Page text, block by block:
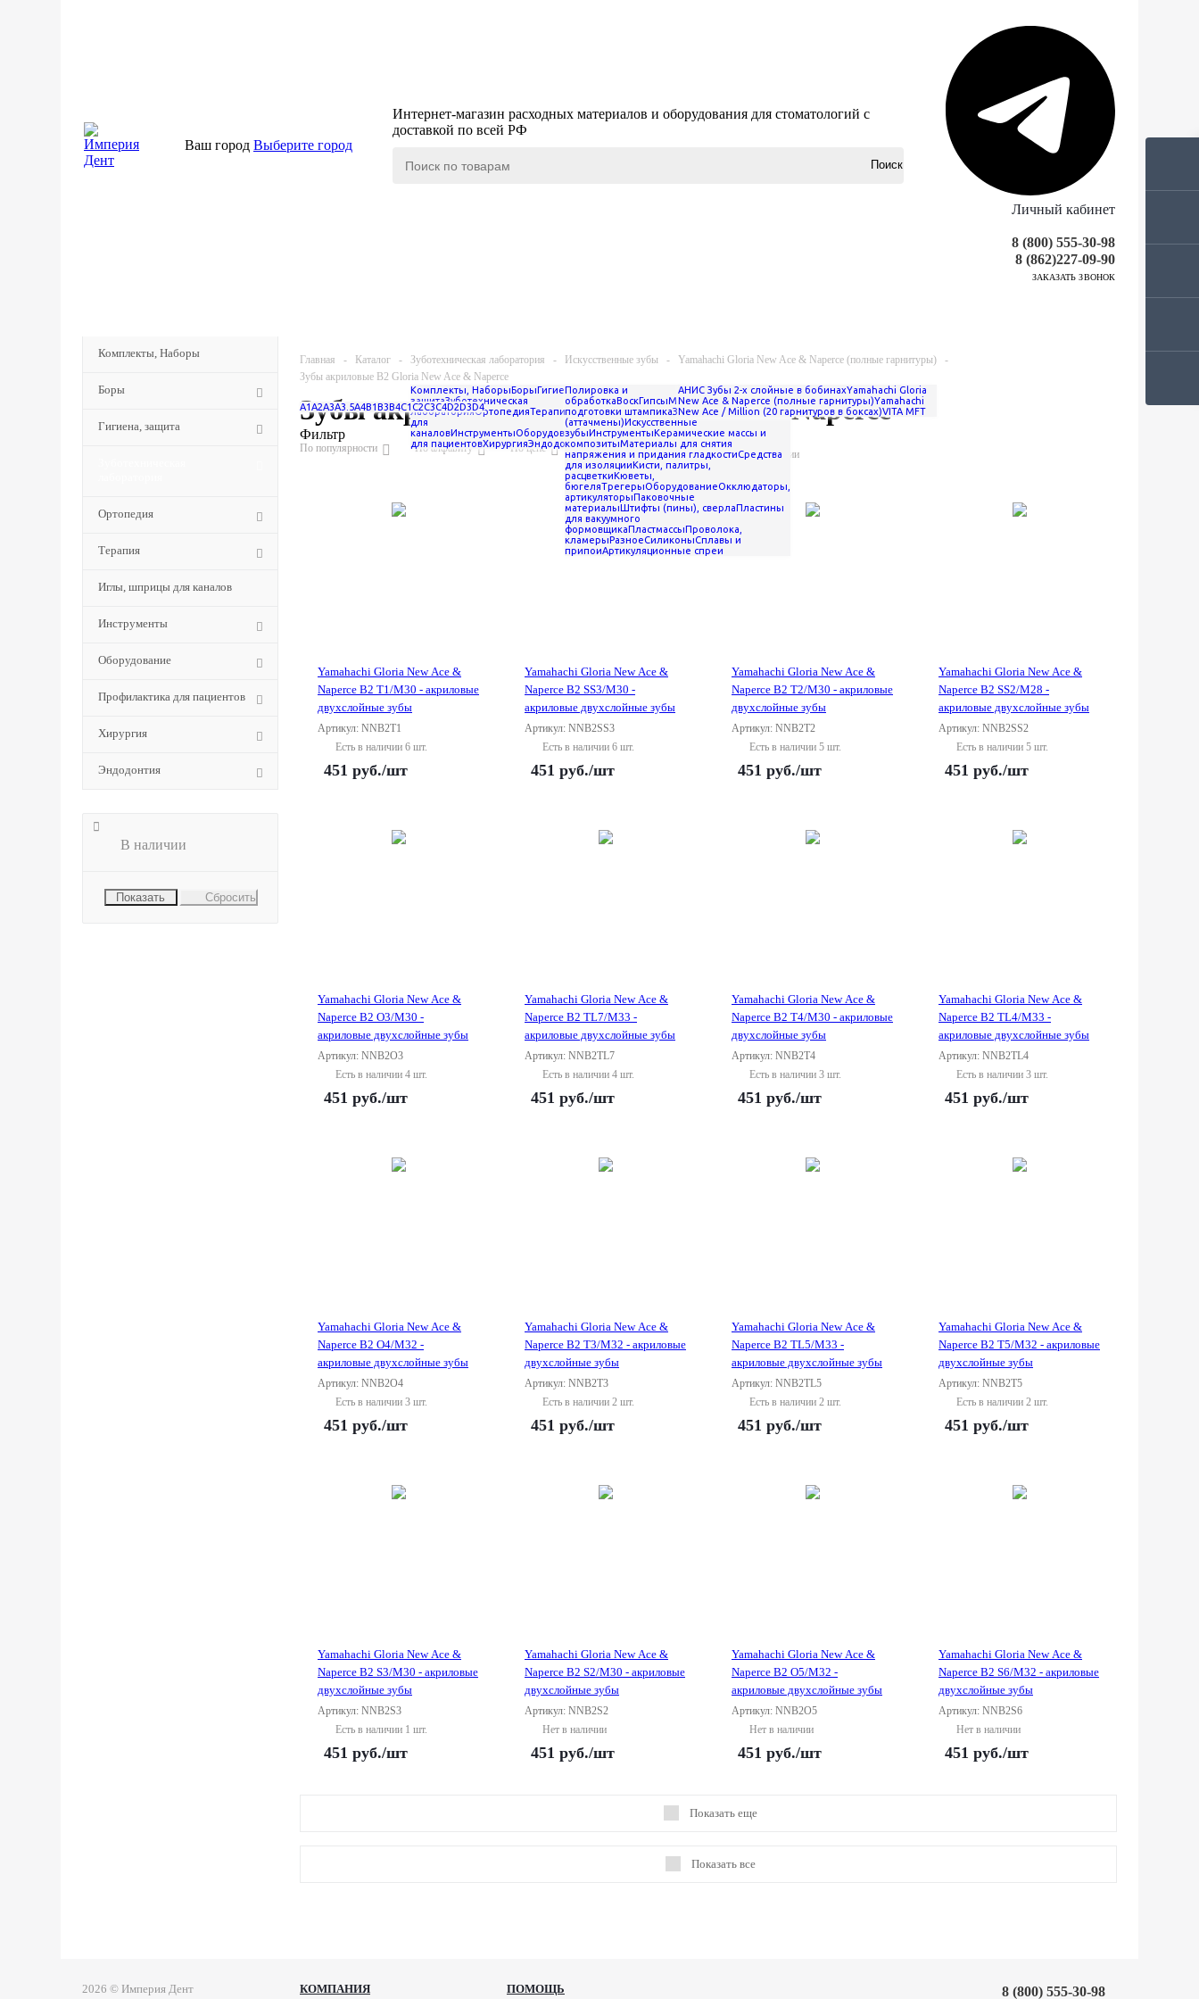
Ваш город Выберите город
Интернет-магазин расходных материалов и оборудования для стоматологий с
доставкой по всей РФ
Личный кабинет
8 (800) 555-30-98
8 (862)227-09-90
ЗАКАЗАТЬ ЗВОНОК
Комплекты, Наборы
Боры
Гигиена, защита
Ортопедия
Терапия
Иглы, шприцы для каналов
Инструменты
Оборудование
Профилактика для пациентов
Хирургия
Эндодонтия
В наличии
Сбросить
Главная - Каталог - Зуботехническая лаборатория
Комплекты, НаборыБорыГигиена,
защитаЗуботехническая
лабораторияОртопедияТерапияИглы, шприцы
для
каналовИнструментыОборудованиеПрофилактика
для пациентовХирургияЭндодонтия
- Искусственные зубы
Полировка и
обработкаВоскГипсыМатериалы для
подготовки штампикаЗамковые крепления
(аттачмены)Искусственные
зубыИнструментыКерамические массы и
композитыМатериалы для снятия
напряжения и придания гладкостиСредства
для изоляцииКисти, палитры,
расцветкиКюветы,
бюгеляТрегерыОборудованиеОкклюдаторы,
артикуляторыПаковочные
материалыШтифты (пины), сверлаПластины
для вакуумного
формовщикаПластмассыПроволока,
кламерыРазноеСиликоныСплавы и
припоиАртикуляционные спреи
- Yamahachi Gloria New Ace & Naperce (полные гарнитуры)
АНИС Зубы 2-х слойные в бобинахYamahachi Gloria
New Ace & Naperce (полные гарнитуры)Yamahachi
New Ace / Million (20 гарнитуров в боксах)VITA MFT
-
Зубы акриловые B2 Gloria New Ace & Naperce
A1A2A3A3.5A4B1B3B4C1 C2C3C4D2D3D4
Зубы акриловые B2 Gloria New Ace & Naperce
Фильтр
По популярности По алфавиту По цене По наличию Показать товары в наличии
Yamahachi Gloria New Ace &
Naperce B2 T1/M30 - акриловые
двухслойные зубы
Артикул: NNB2T1
Есть в наличии 6 шт.
451 руб./шт
Yamahachi Gloria New Ace &
Naperce B2 SS3/M30 -
акриловые двухслойные зубы
Артикул: NNB2SS3
Есть в наличии 6 шт.
451 руб./шт
Yamahachi Gloria New Ace &
Naperce B2 T2/M30 - акриловые
двухслойные зубы
Артикул: NNB2T2
Есть в наличии 5 шт.
451 руб./шт
Yamahachi Gloria New Ace &
Naperce B2 SS2/M28 -
акриловые двухслойные зубы
Артикул: NNB2SS2
Есть в наличии 5 шт.
451 руб./шт
Yamahachi Gloria New Ace &
Naperce B2 O3/M30 -
акриловые двухслойные зубы
Артикул: NNB2O3
Есть в наличии 4 шт.
451 руб./шт
Yamahachi Gloria New Ace &
Naperce B2 TL7/M33 -
акриловые двухслойные зубы
Артикул: NNB2TL7
Есть в наличии 4 шт.
451 руб./шт
Yamahachi Gloria New Ace &
Naperce B2 T4/M30 - акриловые
двухслойные зубы
Артикул: NNB2T4
Есть в наличии 3 шт.
451 руб./шт
Yamahachi Gloria New Ace &
Naperce B2 TL4/M33 -
акриловые двухслойные зубы
Артикул: NNB2TL4
Есть в наличии 3 шт.
451 руб./шт
Yamahachi Gloria New Ace &
Naperce B2 O4/M32 -
акриловые двухслойные зубы
Артикул: NNB2O4
Есть в наличии 3 шт.
451 руб./шт
Yamahachi Gloria New Ace &
Naperce B2 T3/M32 - акриловые
двухслойные зубы
Артикул: NNB2T3
Есть в наличии 2 шт.
451 руб./шт
Yamahachi Gloria New Ace &
Naperce B2 TL5/M33 -
акриловые двухслойные зубы
Артикул: NNB2TL5
Есть в наличии 2 шт.
451 руб./шт
Yamahachi Gloria New Ace &
Naperce B2 T5/M32 - акриловые
двухслойные зубы
Артикул: NNB2T5
Есть в наличии 2 шт.
451 руб./шт
Yamahachi Gloria New Ace &
Naperce B2 S3/M30 - акриловые
двухслойные зубы
Артикул: NNB2S3
Есть в наличии 1 шт.
451 руб./шт
Yamahachi Gloria New Ace &
Naperce B2 S2/M30 - акриловые
двухслойные зубы
Артикул: NNB2S2
Нет в наличии
451 руб./шт
Yamahachi Gloria New Ace &
Naperce B2 O5/M32 -
акриловые двухслойные зубы
Артикул: NNB2O5
Нет в наличии
451 руб./шт
Yamahachi Gloria New Ace &
Naperce B2 S6/M32 - акриловые
двухслойные зубы
Артикул: NNB2S6
Нет в наличии
451 руб./шт
Показать еще
Показать все
2026 © Империя Дент КОМПАНИЯ
ПОМОЩЬ
8 (800) 555-30-98